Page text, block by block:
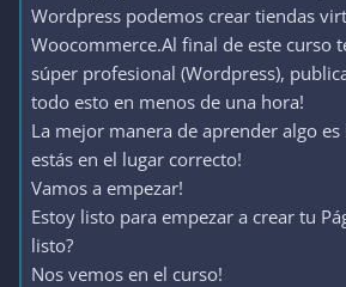
Wordpress podemos crear tiendas
Woocommerce.Al final de este curso
súper profesional (Wordpress),
todo esto en menos de una hora!
La mejor manera de aprender algo
estás en el lugar correcto!
Vamos a empezar!
Estoy listo para empezar a crear tu
listo?
Nos vemos en el curso!